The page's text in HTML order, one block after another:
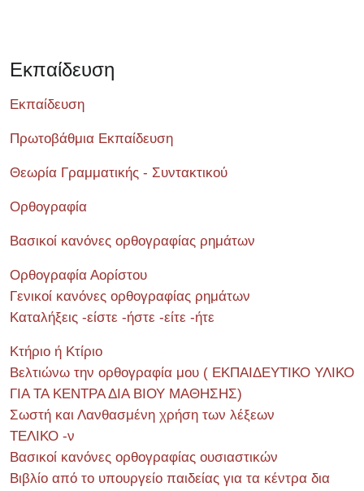
Εκπαίδευση
Εκπαίδευση
Πρωτοβάθμια Εκπαίδευση
Θεωρία Γραμματικής - Συντακτικού
Ορθογραφία
Βασικοί κανόνες ορθογραφίας ρημάτων
Ορθογραφία Αορίστου
Γενικοί κανόνες ορθογραφίας ρημάτων
Καταλήξεις -είστε -ήστε -είτε -ήτε
Κτήριο ή Κτίριο
Βελτιώνω την ορθογραφία μου ( ΕΚΠΑΙΔΕΥΤΙΚΟ ΥΛΙΚΟ
ΓΙΑ ΤΑ ΚΕΝΤΡΑ ΔΙΑ ΒΙΟΥ ΜΑΘΗΣΗΣ)
Σωστή και Λανθασμένη χρήση των λέξεων
ΤΕΛΙΚΟ -ν
Βασικοί κανόνες ορθογραφίας ουσιαστικών
Βιβλίο από το υπουργείο παιδείας για τα κέντρα δια